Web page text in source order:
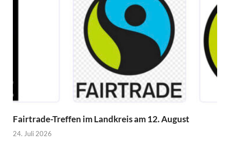
Fairtrade-Treffen im Landkreis am 12. August
24. Juli 2026